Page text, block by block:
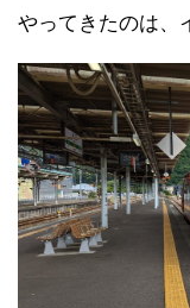
やってきたのは、